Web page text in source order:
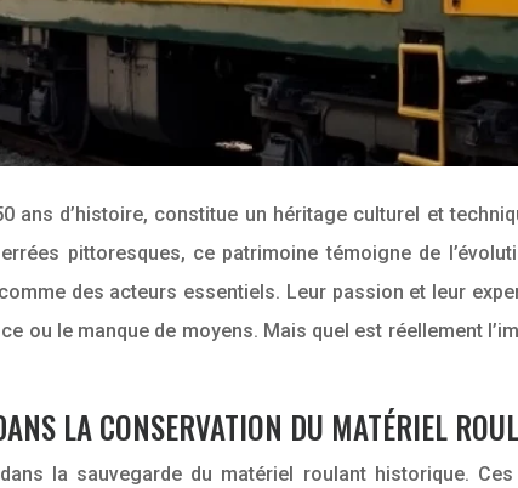
d’histoire, constitue un héritage culturel et
pittoresques, ce patrimoine témoigne de
des acteurs essentiels. Leur passion et leur
ou le manque de moyens. Mais quel est réellement
LA CONSERVATION DU MATÉRIEL
la sauvegarde du matériel roulant historique.